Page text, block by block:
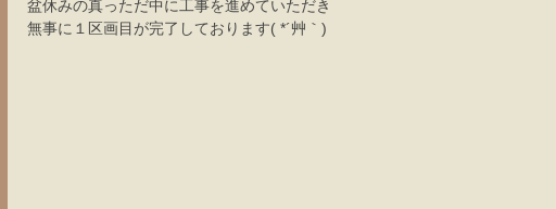
盆休みの真っただ中に工事を進めていただき
無事に１区画目が完了しております( *´艸｀)